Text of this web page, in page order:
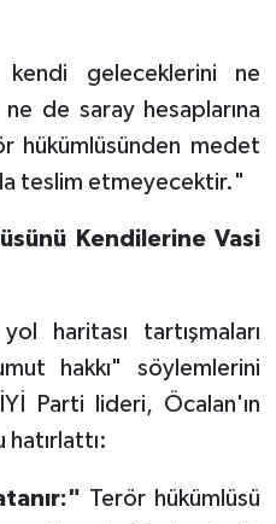
kendi geleceklerini ne
ne de saray hesaplarına
medet
teslim etmeyecektir."
Kendilerine Vasi
haritası tartışmaları
hakkı" söylemlerini
Parti lideri, Öcalan'ın
Terör hükümlüsü